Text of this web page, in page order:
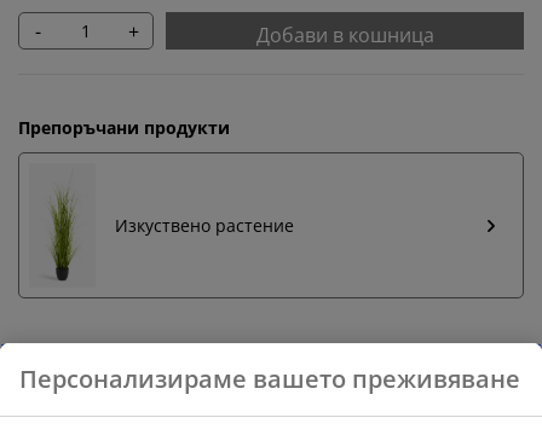
- + Добави в кошница
Препоръчани продукти
Изкуствено растение
Бърза замяна и връщане
Предлагаме лесно връщане на избрани артикули.
Персонализираме вашето преживяване